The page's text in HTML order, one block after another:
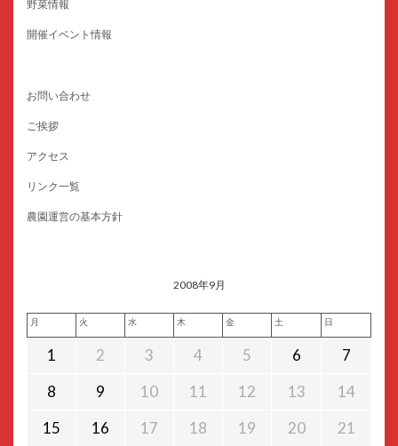
野菜情報
開催イベント情報
お問い合わせ
ご挨拶
アクセス
リンク一覧
農園運営の基本方針
2008年9月
月 火 水 木 金 土 日
1 2 3 4 5 6
7
8
9 10 11 12 13
14
15
16 17 18 19 20
21